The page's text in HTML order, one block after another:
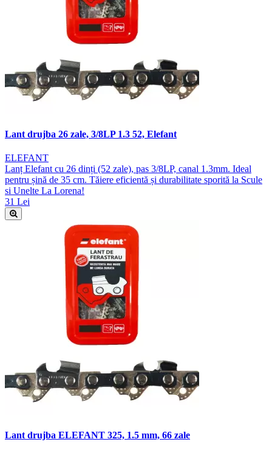
Lant drujba 26 zale, 3/8LP 1.3 52, Elefant
ELEFANT
Lanț Elefant cu 26 dinți (52 zale), pas 3/8LP, canal 1.3mm. Ideal
pentru șină de 35 cm. Tăiere eficientă și durabilitate sporită la Scule
si Unelte La Lorena!
31 Lei
Lant drujba ELEFANT 325, 1.5 mm, 66 zale